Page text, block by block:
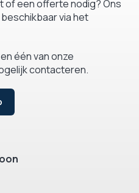
of een offerte nodig? Ons
via het
één van onze
contacteren.